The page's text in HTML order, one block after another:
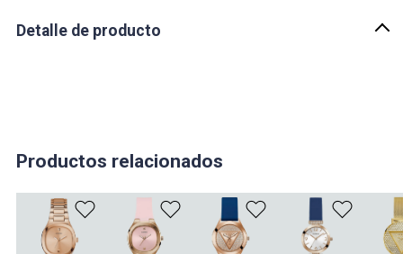
Detalle de producto
FILIPINAS
Importador:
SWISS SPORT SAS
Cuidado y Lavado
Productos relacionados